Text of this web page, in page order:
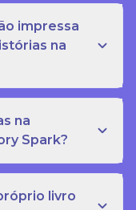
impressa
na
na
Spark?
livro